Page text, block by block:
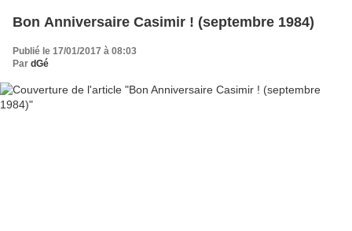
Bon Anniversaire Casimir ! (septembre 1984)
Publié le 17/01/2017 à 08:03
Par dGé